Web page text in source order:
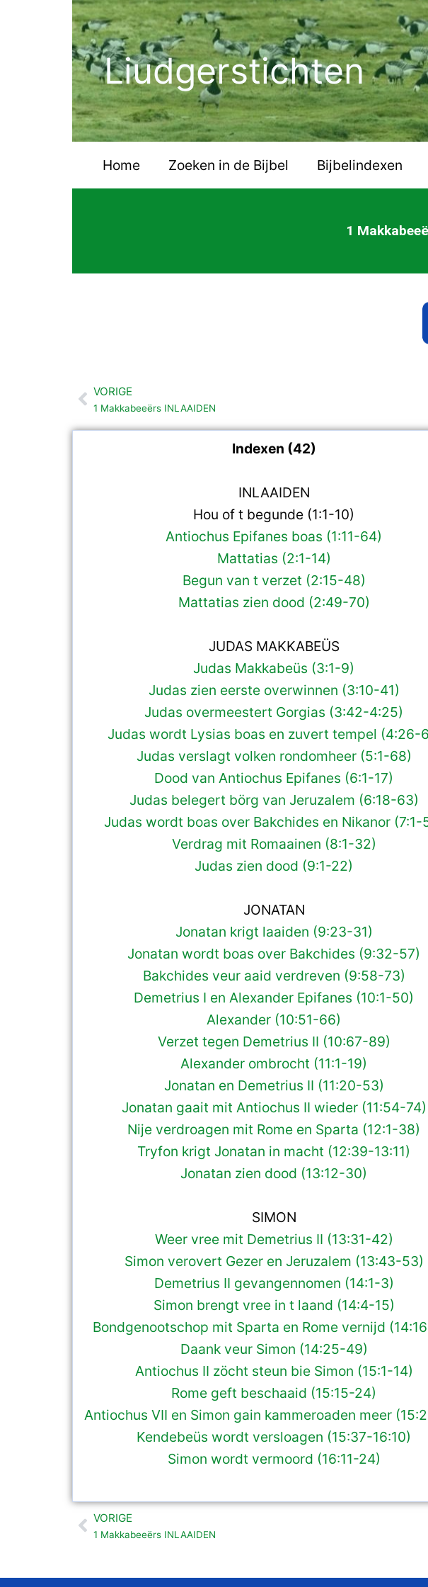
Liudgerstichten
Home Zoeken in de Bijbel Bijbelindexen
1
Vorige
VORIGE
1 Makkabeeërs INLAAIDEN
Indexen (42)
INLAAIDEN
Hou of t begunde (1:1-10)
Antiochus Epifanes boas (1:11-64)
Mattatias (2:1-14)
Begun van t verzet (2:15-48)
Mattatias zien dood (2:49-70)
JUDAS MAKKABEÜS
Judas Makkabeüs (3:1-9)
Judas zien eerste overwinnen (3:10-41)
Judas overmeestert Gorgias (3:42-4:25)
Judas wordt Lysias boas en zuvert tempel (4:26-
Judas verslagt volken rondomheer (5:1-68)
Dood van Antiochus Epifanes (6:1-17)
Judas belegert börg van Jeruzalem (6:18-63)
Judas wordt boas over Bakchides en Nikanor (7:1-
Verdrag mit Romaainen (8:1-32)
Judas zien dood (9:1-22)
JONATAN
Jonatan krigt laaiden (9:23-31)
Jonatan wordt boas over Bakchides (9:32-57)
Bakchides veur aaid verdreven (9:58-73)
Demetrius I en Alexander Epifanes (10:1-50)
Alexander (10:51-66)
Verzet tegen Demetrius II (10:67-89)
Alexander ombrocht (11:1-19)
Jonatan en Demetrius II (11:20-53)
Jonatan gaait mit Antiochus II wieder (11:54-74)
Nije verdroagen mit Rome en Sparta (12:1-38)
Tryfon krigt Jonatan in macht (12:39-13:11)
Jonatan zien dood (13:12-30)
SIMON
Weer vree mit Demetrius II (13:31-42)
Simon verovert Gezer en Jeruzalem (13:43-53)
Demetrius II gevangennomen (14:1-3)
Simon brengt vree in t laand (14:4-15)
Bondgenootschop mit Sparta en Rome vernijd
Daank veur Simon (14:25-49)
Antiochus II zöcht steun bie Simon (15:1-14)
Rome geft beschaaid (15:15-24)
Antiochus VII en Simon gain kammeroaden meer
Kendebeüs wordt versloagen (15:37-16:10)
Simon wordt vermoord (16:11-24)
Vorige
VORIGE
1 Makkabeeërs INLAAIDEN